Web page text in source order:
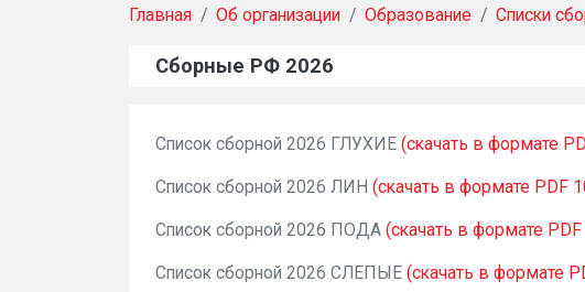
Главная Об организации Образование Списки
Сборные РФ 2026
Список сборной 2026 ГЛУХИЕ (скачать в формате
Список сборной 2026 ЛИН (скачать в формате PDF
Список сборной 2026 ПОДА (скачать в формате
Список сборной 2026 СЛЕПЫЕ (скачать в формате